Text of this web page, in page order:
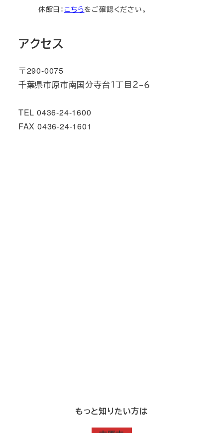
休館日： こちらをご確認ください。
アクセス
〒290-0075
千葉県市原市南国分寺台１丁目２−６
TEL 0436-24-1600
FAX 0436-24-1601
もっと知りたい方は